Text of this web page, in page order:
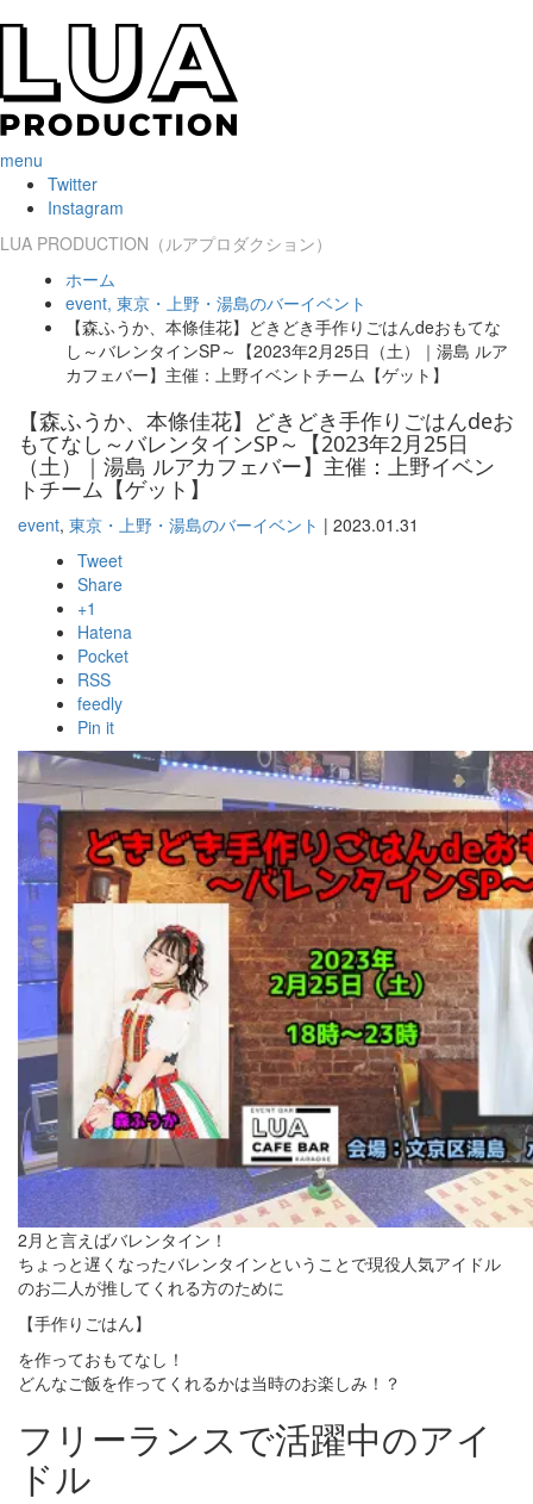
menu
Twitter
Instagram
LUA PRODUCTION（ルアプロダクション）
ホーム
event, 東京・上野・湯島のバーイベント
【森ふうか、本條佳花】どきどき手作りごはんdeおもてな
し～バレンタインSP～【2023年2月25日（土）｜湯島 ルア
カフェバー】主催：上野イベントチーム【ゲット】
【森ふうか、本條佳花】どきどき手作りごはんdeお
もてなし～バレンタインSP～【2023年2月25日
（土）｜湯島 ルアカフェバー】主催：上野イベン
トチーム【ゲット】
event, 東京・上野・湯島のバーイベント | 2023.01.31
Tweet
Share
+1
Hatena
Pocket
RSS
feedly
Pin it
2月と言えばバレンタイン！
ちょっと遅くなったバレンタインということで現役人気アイドル
のお二人が推してくれる方のために
【手作りごはん】
を作っておもてなし！
どんなご飯を作ってくれるかは当時のお楽しみ！？
フリーランスで活躍中のアイ
ドル